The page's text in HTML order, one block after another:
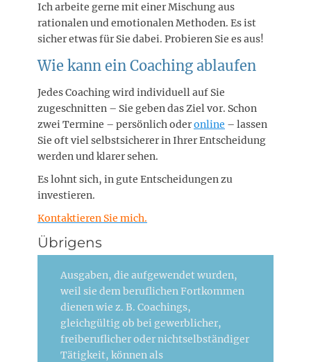
Ich arbeite gerne mit einer Mischung aus
rationalen und emotionalen Methoden. Es ist
sicher etwas für Sie dabei. Probieren Sie es aus!
Wie kann ein Coaching ablaufen
Jedes Coaching wird individuell auf Sie
zugeschnitten – Sie geben das Ziel vor. Schon
zwei Termine – persönlich oderonline – lassen
Sie oft viel selbstsicherer in Ihrer Entscheidung
werden und klarer sehen.
Es lohnt sich, in gute Entscheidungen zu
investieren.
Kontaktieren Sie mich.
Übrigens
Ausgaben, die aufgewendet wurden,
weil sie dem beruflichen Fortkommen
dienen wie z. B. Coachings,
gleichgültig ob bei gewerblicher,
freiberuflicher oder nichtselbständiger
Tätigkeit, können als